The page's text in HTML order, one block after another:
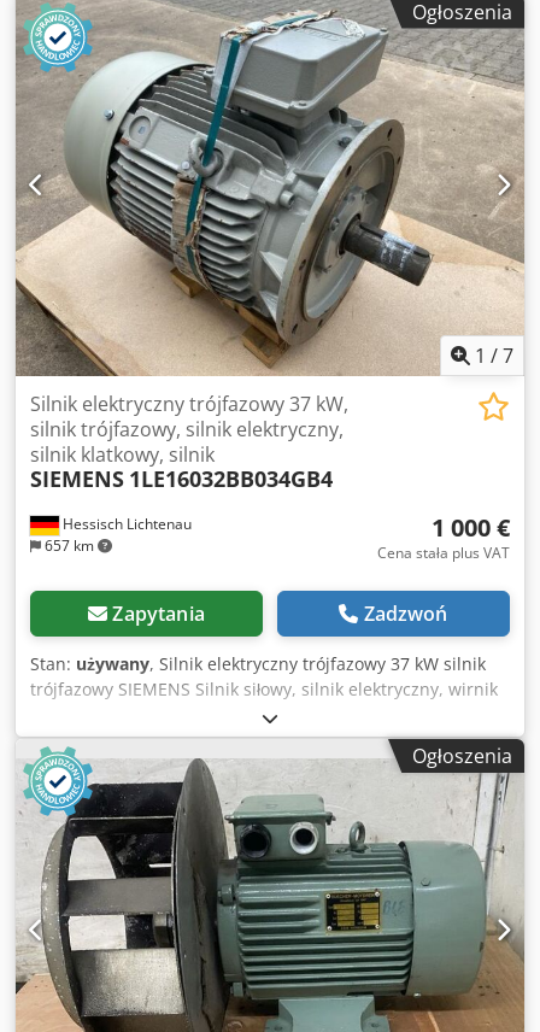
stożkowym – Konstrukcja: B14 – Wymiary: 247/158/H190
mm – Waga: 10,6 kg/szt.
Ogłoszenia
1 /7
Hessisch Lichtenau
657 km
Silnik elektryczny trójfazowy 37 kW,
silnik trójfazowy, silnik elektryczny,
silnik klatkowy, silnik
SIEMENS 1LE16032BB034GB4
1 000 €
Cena stała plus VAT
Zapytania Zadzwoń
Stan: używany, Silnik elektryczny trójfazowy 37 kW silnik
trójfazowy SIEMENS Silnik siłowy, silnik elektryczny, wirnik
klatkowy, silnik asynchroniczny Typ 1LE16032BB034GB4
Wykonanie V1 Wielkość konstrukcyjna 225S Prędkość
obrotowa silnika 1478 obr./min. Pobór prądu 66 amperów
Moc silnika 37 kW Zasilanie 400 V, 50 Hz Średnica wału Ø
60 mm Długość czopa wału 135 mm Szerokość rowka
wpustowego w wale 18 mm Średnica kołnierza 450 mm
Średnica centrująca 350 mm Rozstaw otworów Ø 400 mm -
Silnik kołnierzowy z 8 otworami montażowymi Ø 18 mm
Długość korpusu silnika bez wału 660 mm Długość korpusu
silnika z wałem 800 mm Zapotrzebowanie miejsca D x S x
W 800 x 400 x 570 mm Waga własna 300 kg Crsdpfxezin
Ace Ab Hef Stan bardzo dobry – nowy, nieużywany, z
likwidacji magazynu
Ogłoszenia